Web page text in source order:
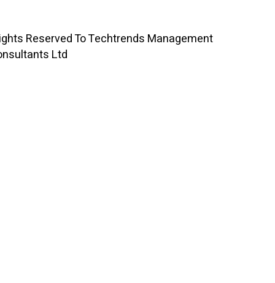
All Rights Reserved To Techtrends Management
Consultants Ltd ©